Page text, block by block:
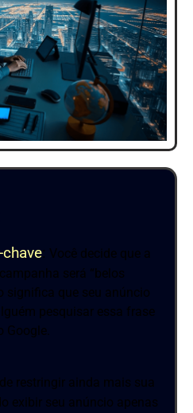
: Você decide que a
será “belos
significa que seu anúncio
pesquisar essa frase
Google.
restringir ainda mais sua
exibir seu anúncio apenas